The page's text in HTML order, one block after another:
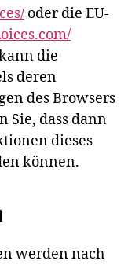
oder die EU-
die
deren
des Browsers
Sie, dass dann
dieses
können.
werden nach